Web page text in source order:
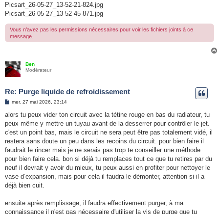
Picsart_26-05-27_13-52-21-824.jpg
Picsart_26-05-27_13-52-45-871.jpg
Vous n’avez pas les permissions nécessaires pour voir les fichiers joints à ce
message.
Ben
Modérateur
Re: Purge liquide de refroidissement
M
s
a
g
mer. 27 mai 2026, 23:14
alors tu peux vider ton circuit avec la tétine rouge en bas du radiateur, tu
peux même y mettre un tuyau avant de la desserrer pour contrôler le jet.
c'est un point bas, mais le circuit ne sera peut être pas totalement vidé, il
restera sans doute un peu dans les recoins du circuit. pour bien faire il
faudrait le rincer mais je ne serais pas trop te conseiller une méthode
pour bien faire cela. bon si déjà tu remplaces tout ce que tu retires par du
neuf il devrait y avoir du mieux, tu peux aussi en profiter pour nettoyer le
vase d’expansion, mais pour cela il faudra le démonter, attention si il a
déjà bien cuit.
ensuite après remplissage, il faudra effectivement purger, à ma
connaissance il n'est pas nécessaire d'utiliser la vis de purge que tu